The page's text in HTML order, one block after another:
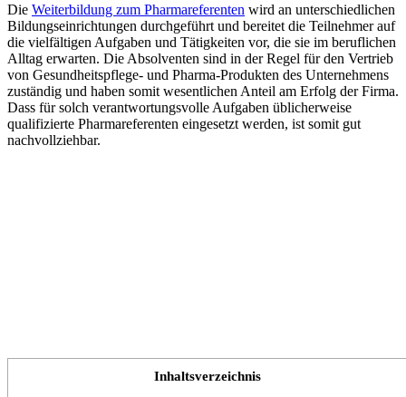
Die Weiterbildung zum Pharmareferenten wird an unterschiedlichen
Bildungseinrichtungen durchgeführt und bereitet die Teilnehmer auf
die vielfältigen Aufgaben und Tätigkeiten vor, die sie im beruflichen
Alltag erwarten. Die Absolventen sind in der Regel für den Vertrieb
von Gesundheitspflege- und Pharma-Produkten des Unternehmens
zuständig und haben somit wesentlichen Anteil am Erfolg der Firma.
Dass für solch verantwortungsvolle Aufgaben üblicherweise
qualifizierte Pharmareferenten eingesetzt werden, ist somit gut
nachvollziehbar.
Inhaltsverzeichnis